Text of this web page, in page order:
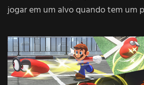
jogar em um alvo quando tem um